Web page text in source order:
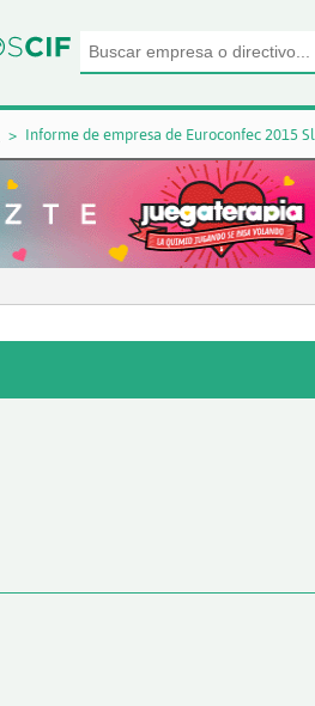
Informe de empresa de Euroconfec 2015 Sl